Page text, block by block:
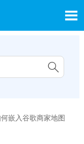


嵌入谷歌商家地图